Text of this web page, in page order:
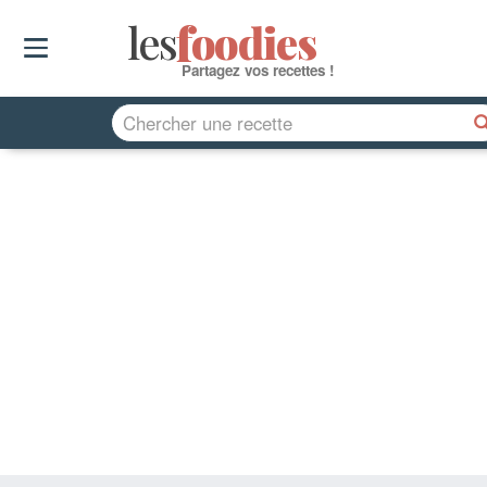
lesfoodies
Partagez vos recettes !